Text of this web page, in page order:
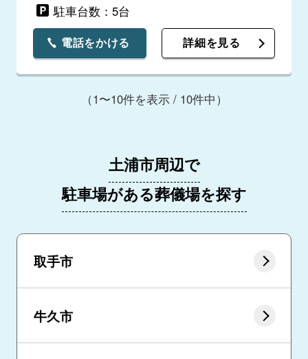
駐車台数：5台
電話をかける 詳細を見る
（1〜10件を表示 / 10件中）
土浦市周辺で
駐車場がある葬儀場を探す
取手市
牛久市